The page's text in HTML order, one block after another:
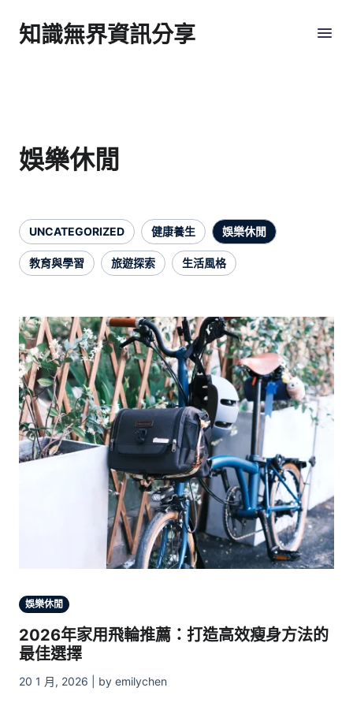
知識無界資訊分享
娛樂休閒
UNCATEGORIZED 健康養生 娛樂休閒
教育與學習 旅遊探索 生活風格
娛樂休閒
2026年家用飛輪推薦：打造高效瘦身方法的
最佳選擇
20 1 月, 2026 | by emilychen